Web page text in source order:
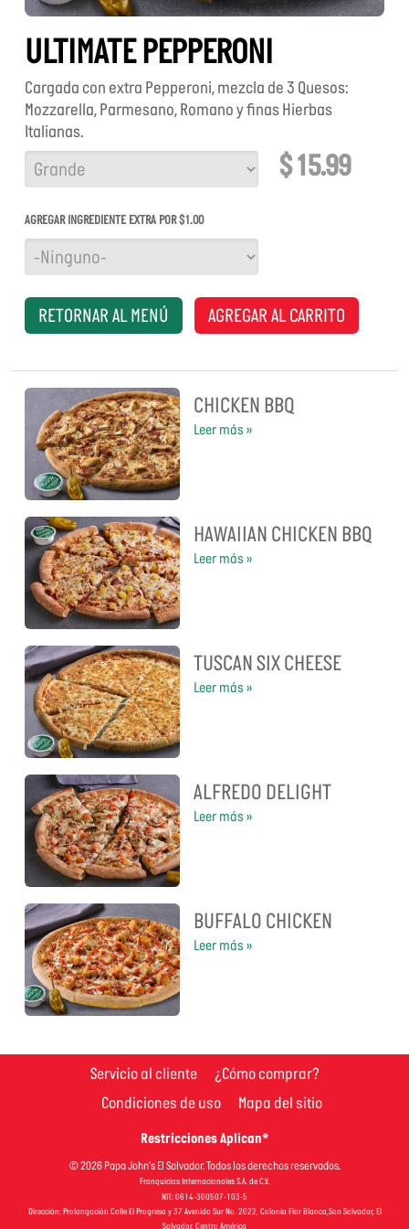
ULTIMATE PEPPERONI
Cargada con extra Pepperoni, mezcla de 3 Quesos:
Mozzarella, Parmesano, Romano y finas Hierbas
Italianas.
TAMAÑO $ 15.99
AGREGAR INGREDIENTE EXTRA POR $1.00
RETORNAR AL MENÚ AGREGAR AL CARRITO
CHICKEN BBQ
Leer más »
HAWAIIAN CHICKEN BBQ
Leer más »
TUSCAN SIX CHEESE
Leer más »
ALFREDO DELIGHT
Leer más »
BUFFALO CHICKEN
Leer más »
Servicio al cliente
¿Cómo comprar?
Condiciones de uso
Mapa del sitio
Restricciones Aplican*
© 2026 Papa John's El Salvador. Todos los derechos reservados.
Franquicias Internacionales S.A. de C.V.
NIT: 0614-300507-103-5
Dirección: Prolongación Calle El Progreso y 37 Avenida Sur No. 2022, Colonia Flor Blanca,San Salvador, El
Salvador, Centro América